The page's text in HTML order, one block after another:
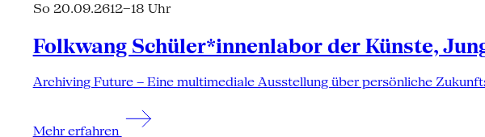
So 20.09.2612–18 Uhr
Folkwang Schüler*innenlabor der Künste,
Archiving Future – Eine multimediale Ausstellung über persönliche
Mehr erfahren